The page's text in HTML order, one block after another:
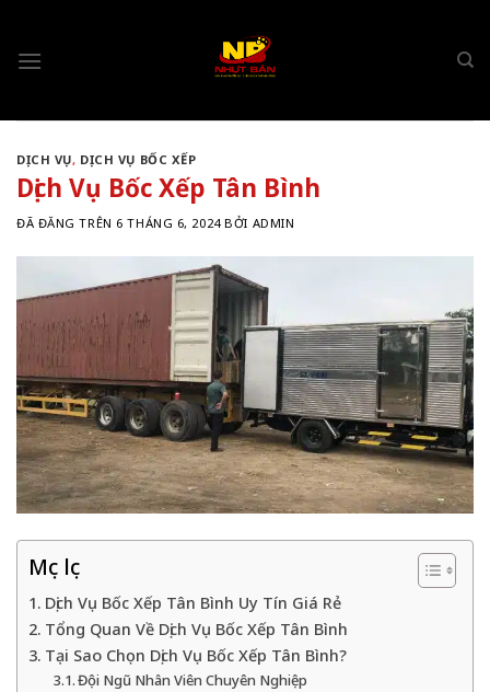
nội
DỊCH VỤ, DỊCH VỤ BỐC XẾP
Dịch Vụ Bốc Xếp Tân Bình
ĐÃ ĐĂNG TRÊN 6 THÁNG 6, 2024 BỞI ADMIN
Mục lục
Dịch Vụ Bốc Xếp Tân Bình Uy Tín Giá Rẻ
Tổng Quan Về Dịch Vụ Bốc Xếp Tân Bình
Tại Sao Chọn Dịch Vụ Bốc Xếp Tân Bình?
Đội Ngũ Nhân Viên Chuyên Nghiệp